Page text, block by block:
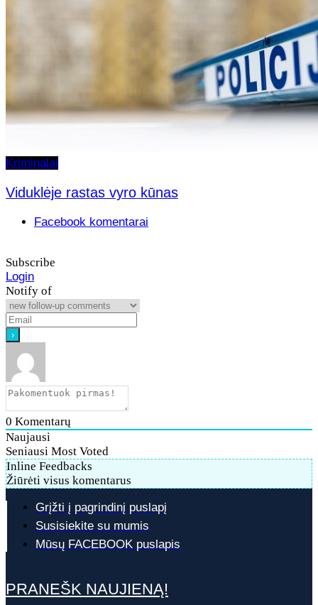
Kriminalai
Viduklėje rastas vyro kūnas
Facebook komentarai
Subscribe
Login
Notify of
0 Komentarų
Naujausi
Seniausi Most Voted
Inline Feedbacks
Žiūrėti visus komentarus
Grįžti į pagrindinį puslapį
Susisiekite su mumis
Mūsų FACEBOOK puslapis
PRANEŠK NAUJIENĄ!